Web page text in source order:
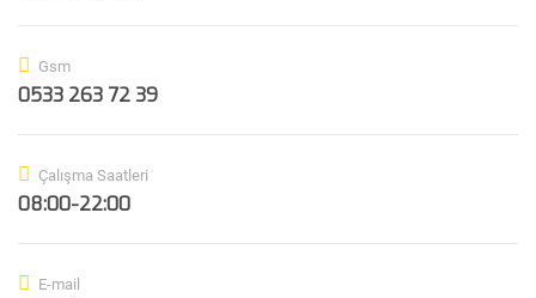
Gsm
0533 263 72 39
Çalışma Saatleri
08:00-22:00
E-mail